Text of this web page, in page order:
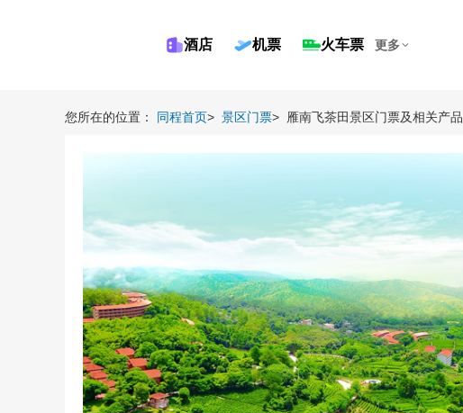
酒店 机票 火车票 更多
您所在的位置： 同程首页> 景区门票> 雁南飞茶田景区门票及相关产品